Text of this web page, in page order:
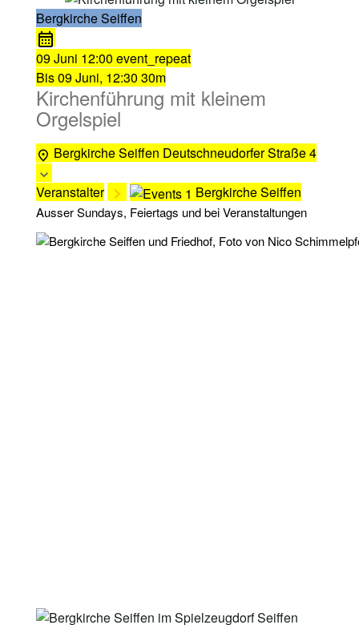
Bergkirche Seiffen
09 Juni 12:00 event_repeat
Bis09 Juni, 12:30 30m
Kirchenführung mit kleinem
Orgelspiel
Bergkirche Seiffen Deutschneudorfer Straße 4
Veranstalter Bergkirche Seiffen
Ausser Sundays, Feiertags und bei Veranstaltungen